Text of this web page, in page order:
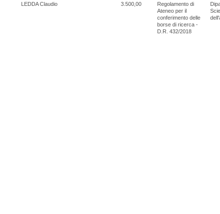
LEDDA Claudio 3.500,00
Regolamento di
Ateneo per il
conferimento delle
borse di ricerca -
D.R. 432/2018